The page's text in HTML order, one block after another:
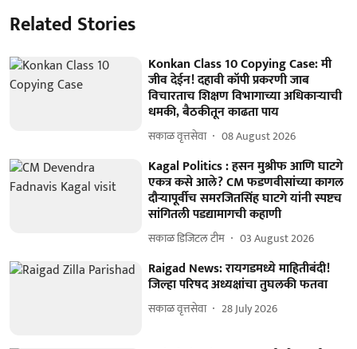
Related Stories
Konkan Class 10 Copying Case: मी
जीव देईन! दहावी कॉपी प्रकरणी जाब
विचारताच शिक्षण विभागाच्या अधिकाऱ्याची
धमकी, बैठकीतून काढता पाय
सकाळ वृत्तसेवा 08 August 2026
Kagal Politics : हसन मुश्रीफ आणि घाटगे
एकत्र कसे आले? CM फडणवीसांच्या कागल
दौऱ्यापूर्वीच समरजितसिंह घाटगे यांनी स्पष्टच
सांगितली पडद्यामागची कहाणी
सकाळ डिजिटल टीम 03 August 2026
Raigad News: रायगडमध्ये माहितीबंदी!
जिल्हा परिषद अध्यक्षांचा तुघलकी फतवा
सकाळ वृत्तसेवा 28 July 2026